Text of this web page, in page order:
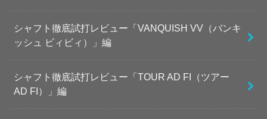
シャフト徹底試打レビュー「VANQUISH VV（バンキ
ッシュ ビィビィ）」編
シャフト徹底試打レビュー「TOUR AD FI（ツアー
AD FI）」編